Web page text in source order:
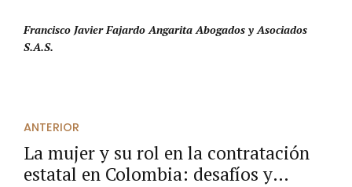
Francisco Javier Fajardo Angarita Abogados y Asociados
S.A.S.
ANTERIOR
La mujer y su rol en la contratación
estatal en Colombia: desafíos y